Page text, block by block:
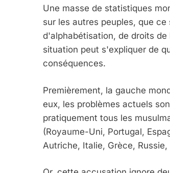
Une masse de statistiques
sur les autres peuples, que
d'alphabétisation, de droits
situation peut s'expliquer de
conséquences.
Premièrement, la gauche
eux, les problèmes actuels
pratiquement tous les
(Royaume-Uni, Portugal,
Autriche, Italie, Grèce,